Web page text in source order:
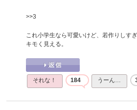
>>3
これ小学生なら可愛いけど、若作りしす
キモく見える。
それな！ 184 うーん…